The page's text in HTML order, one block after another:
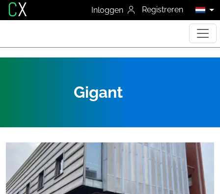
CX Inloggen Registreren
Gigant